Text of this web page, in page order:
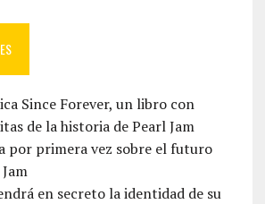
Since Forever, un libro con
de la historia de Pearl Jam
por primera vez sobre el futuro
en secreto la identidad de su